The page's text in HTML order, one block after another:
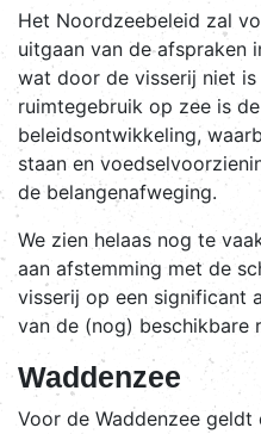
Het Noordzeebeleid zal
uitgaan van de afspraken
wat door de visserij niet
ruimtegebruik op zee is
beleidsontwikkeling,
staan en
de belangenafweging.
We zien helaas nog te
aan afstemming met de
visserij op een significant
van de (nog) beschikbare
Waddenzee
Voor de Waddenzee